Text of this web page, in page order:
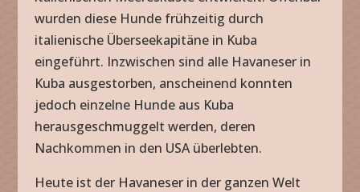
wurden diese Hunde frühzeitig durch
italienische Überseekapitäne in Kuba
eingeführt. Inzwischen sind alle Havaneser in
Kuba ausgestorben, anscheinend konnten
jedoch einzelne Hunde aus Kuba
herausgeschmuggelt werden, deren
Nachkommen in den USA überlebten.
Heute ist der Havaneser in der ganzen Welt